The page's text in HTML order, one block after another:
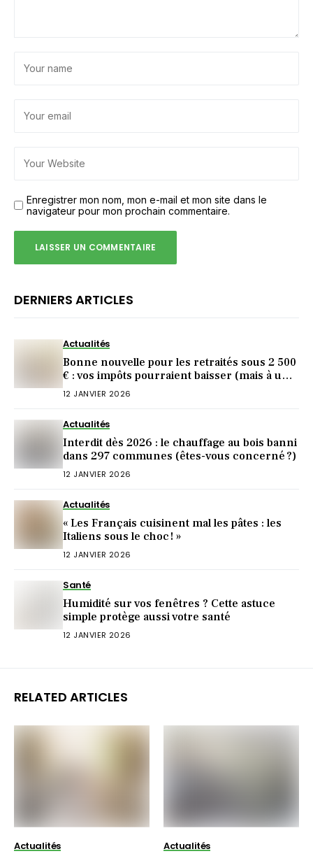
Enregistrer mon nom, mon e-mail et mon site dans le
navigateur pour mon prochain commentaire.
DERNIERS ARTICLES
Actualités
Bonne nouvelle pour les retraités sous 2 500
€ : vos impôts pourraient baisser (mais à une
condition)
12 JANVIER 2026
Actualités
Interdit dès 2026 : le chauffage au bois banni
dans 297 communes (êtes-vous concerné ?)
12 JANVIER 2026
Actualités
« Les Français cuisinent mal les pâtes : les
Italiens sous le choc ! »
12 JANVIER 2026
Santé
Humidité sur vos fenêtres ? Cette astuce
simple protège aussi votre santé
12 JANVIER 2026
RELATED ARTICLES
Actualités Actualités